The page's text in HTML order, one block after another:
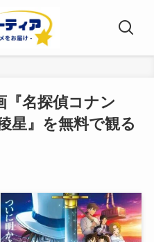
『名探偵コナン
星』を無料で観る